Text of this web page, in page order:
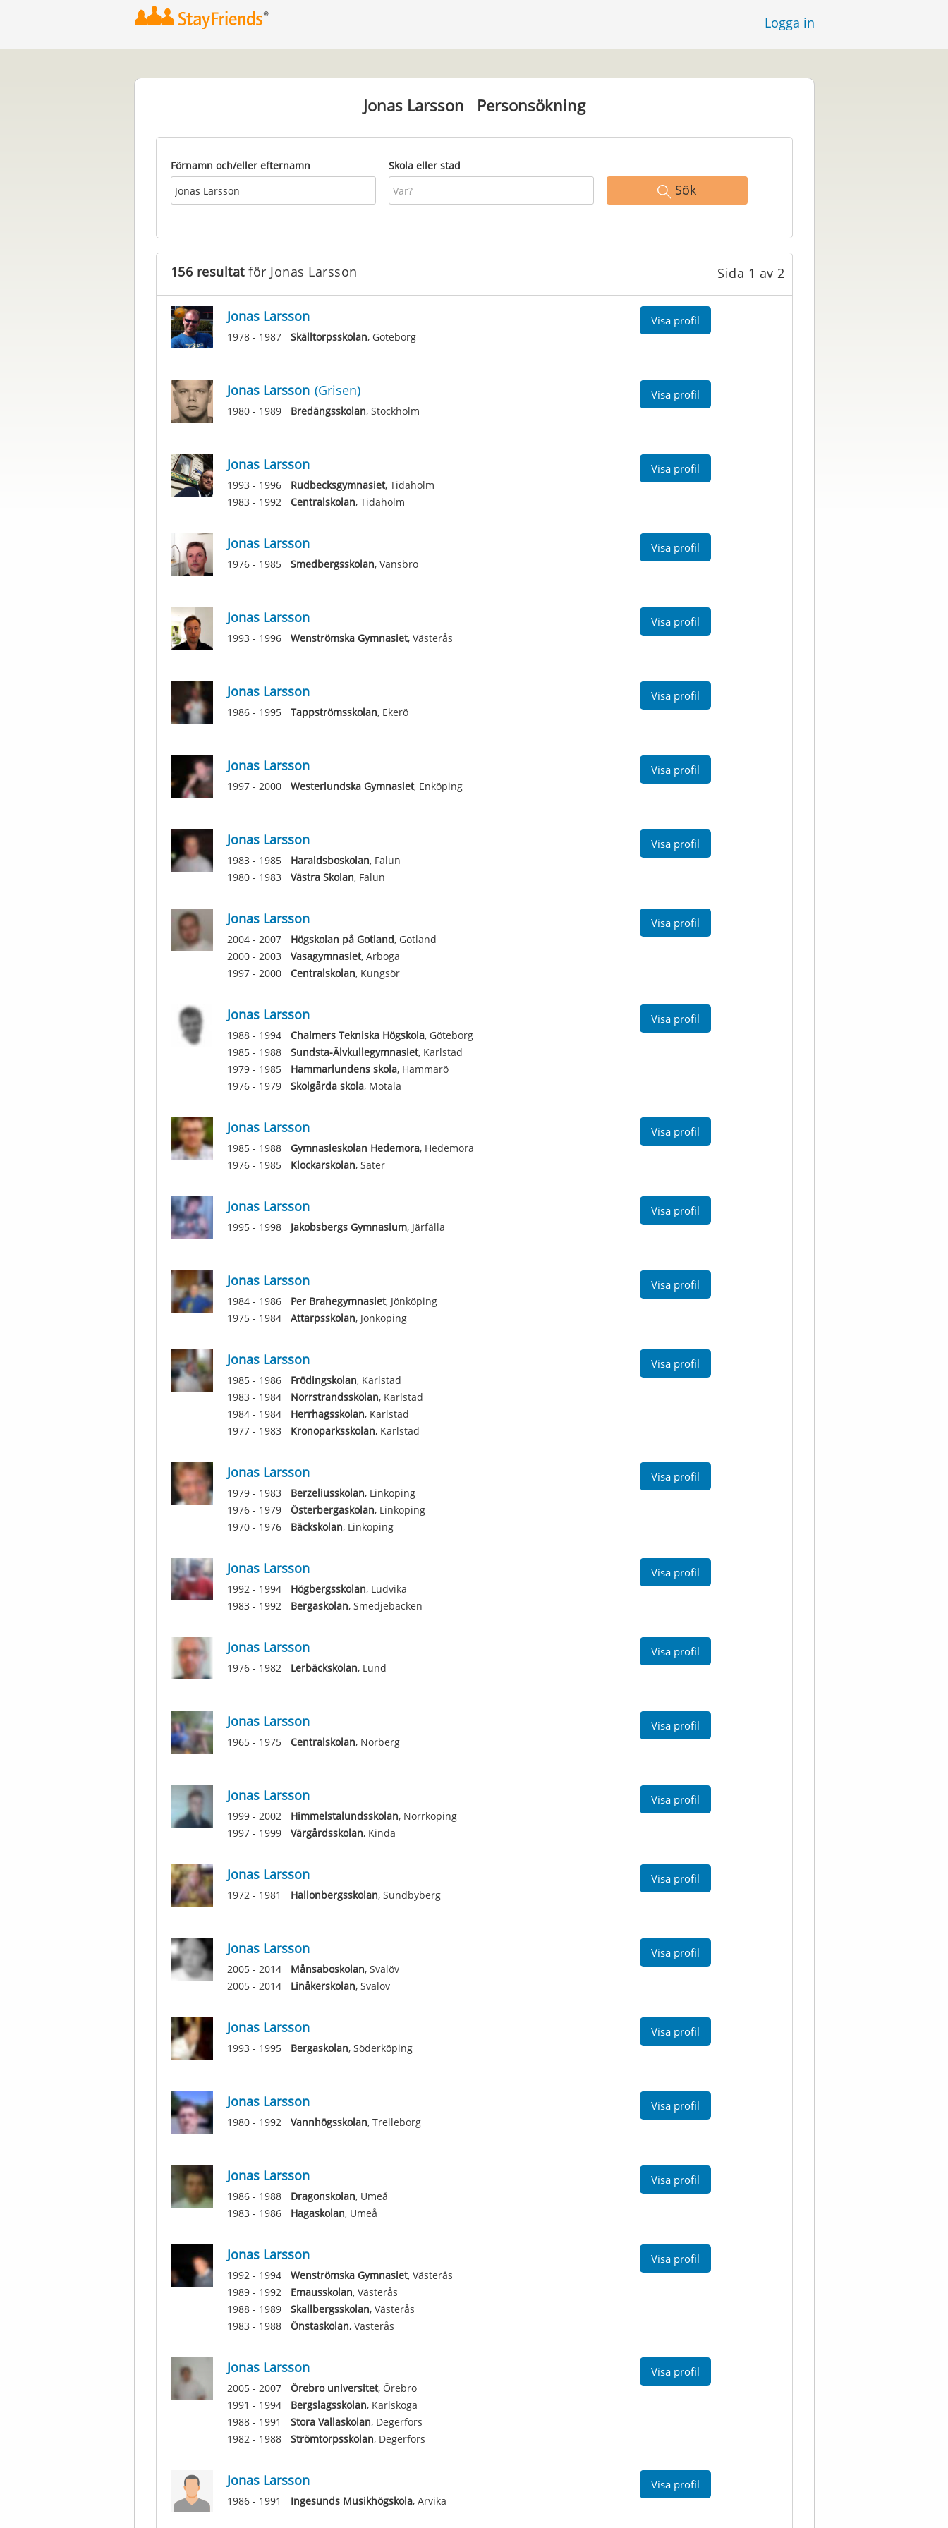
Logga in
Jonas Larsson Personsökning
Förnamn och/eller efternamn Skola eller stad
Sök
156 resultatför Jonas Larsson Sida 1 av 2
Jonas Larsson
1978 - 1987 Skälltorpsskolan, Göteborg
Visa profil
Jonas Larsson (Grisen)
1980 - 1989 Bredängsskolan, Stockholm
Visa profil
Jonas Larsson
1993 - 1996 Rudbecksgymnasiet, Tidaholm
1983 - 1992
Centralskolan, Tidaholm
Visa profil
Jonas Larsson
1976 - 1985 Smedbergsskolan, Vansbro
Visa profil
Jonas Larsson
1993 - 1996 Wenströmska Gymnasiet, Västerås
Visa profil
Jonas Larsson
1986 - 1995 Tappströmsskolan, Ekerö
Visa profil
Jonas Larsson
1997 - 2000 Westerlundska Gymnasiet, Enköping
Visa profil
Jonas Larsson
1983 - 1985 Haraldsboskolan, Falun
1980 - 1983
Västra Skolan, Falun
Visa profil
Jonas Larsson
2004 - 2007 Högskolan på Gotland, Gotland
2000 - 2003
Vasagymnasiet, Arboga
1997 - 2000
Centralskolan, Kungsör
Visa profil
Jonas Larsson
1988 - 1994 Chalmers Tekniska Högskola, Göteborg
1985 - 1988
Sundsta-Älvkullegymnasiet, Karlstad
1979 - 1985
Hammarlundens skola, Hammarö
1976 - 1979
Skolgårda skola, Motala
Visa profil
Jonas Larsson
1985 - 1988 Gymnasieskolan Hedemora, Hedemora
1976 - 1985
Klockarskolan, Säter
Visa profil
Jonas Larsson
1995 - 1998 Jakobsbergs Gymnasium, Järfälla
Visa profil
Jonas Larsson
1984 - 1986 Per Brahegymnasiet, Jönköping
1975 - 1984
Attarpsskolan, Jönköping
Visa profil
Jonas Larsson
1985 - 1986 Frödingskolan, Karlstad
1983 - 1984
Norrstrandsskolan, Karlstad
1984 - 1984
Herrhagsskolan, Karlstad
1977 - 1983
Kronoparksskolan, Karlstad
Visa profil
Jonas Larsson
1979 - 1983 Berzeliusskolan, Linköping
1976 - 1979
Österbergaskolan, Linköping
1970 - 1976
Bäckskolan, Linköping
Visa profil
Jonas Larsson
1992 - 1994 Högbergsskolan, Ludvika
1983 - 1992
Bergaskolan, Smedjebacken
Visa profil
Jonas Larsson
1976 - 1982 Lerbäckskolan, Lund
Visa profil
Jonas Larsson
1965 - 1975 Centralskolan, Norberg
Visa profil
Jonas Larsson
1999 - 2002 Himmelstalundsskolan, Norrköping
1997 - 1999
Värgårdsskolan, Kinda
Visa profil
Jonas Larsson
1972 - 1981 Hallonbergsskolan, Sundbyberg
Visa profil
Jonas Larsson
2005 - 2014 Månsaboskolan, Svalöv
2005 - 2014
Linåkerskolan, Svalöv
Visa profil
Jonas Larsson
1993 - 1995 Bergaskolan, Söderköping
Visa profil
Jonas Larsson
1980 - 1992 Vannhögsskolan, Trelleborg
Visa profil
Jonas Larsson
1986 - 1988 Dragonskolan, Umeå
1983 - 1986
Hagaskolan, Umeå
Visa profil
Jonas Larsson
1992 - 1994 Wenströmska Gymnasiet, Västerås
1989 - 1992
Emausskolan, Västerås
1988 - 1989
Skallbergsskolan, Västerås
1983 - 1988
Önstaskolan, Västerås
Visa profil
Jonas Larsson
2005 - 2007 Örebro universitet, Örebro
1991 - 1994
Bergslagsskolan, Karlskoga
1988 - 1991
Stora Vallaskolan, Degerfors
1982 - 1988
Strömtorpsskolan, Degerfors
Visa profil
Jonas Larsson
1986 - 1991 Ingesunds Musikhögskola, Arvika
Visa profil